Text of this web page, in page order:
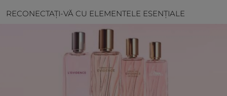
RECONECTAȚI-VĂ CU ELEMENTELE ESENȚIALE